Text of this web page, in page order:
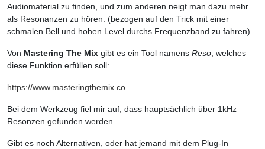
Audiomaterial zu finden, und zum anderen neigt man dazu mehr
als Resonanzen zu hören. (bezogen auf den Trick mit einer
schmalen Bell und hohen Level durchs Frequenzband zu fahren)
Von Mastering The Mix gibt es ein Tool namens Reso , welches
diese Funktion erfüllen soll:
https://www.masteringthemix.co...
Bei dem Werkzeug fiel mir auf, dass hauptsächlich über 1kHz
Resonzen gefunden werden.
Gibt es noch Alternativen, oder hat jemand mit dem Plug-In